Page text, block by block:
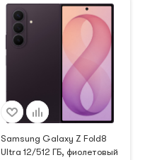
Samsung Galaxy Z Fold8
Ultra 12/512 ГБ, фиолетовый